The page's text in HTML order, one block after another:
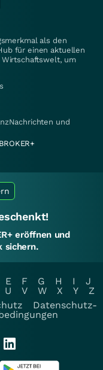
als den
für einen aktuellen
um
und
eröffnen und
sichern.
E F G H I
J
U V W X Y
Z
Datenschutz-